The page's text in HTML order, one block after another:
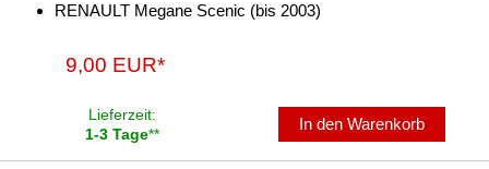
für Mercedes-Benz
für Mercury
für Mini
RENAULT Megane Scenic (bis 2003)
9,00 EUR*
Lieferzeit:
1-3 Tage**
In den Warenkorb